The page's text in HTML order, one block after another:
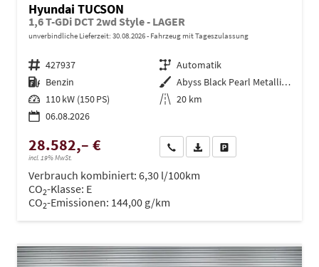
Hyundai TUCSON
1,6 T-GDi DCT 2wd Style - LAGER
unverbindliche Lieferzeit: 30.08.2026 Fahrzeug mit Tageszulassung
Fahrzeugnr. 427937 Getriebe Automatik
Kraftstoff Benzin Außenfarbe
Abyss Black Pearl Metallic ()
Leistung 110 kW (150 PS) Kilometerstand 20 km
06.08.2026
28.582,– €
incl. 19% MwSt.
Wir rufen Sie anPDF-Datei, Fahrzeugexposé
Verbrauch kombiniert: 6,30 l/100km
CO2-Klasse: E
CO2-Emissionen: 144,00 g/km